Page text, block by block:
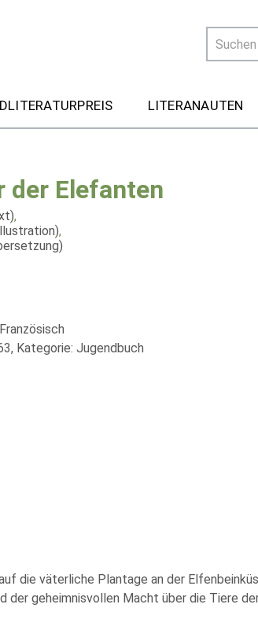
LITERANAUTEN
der Elefanten
,
,
Kategorie: Jugendbuch
die väterliche Plantage an der
der geheimnisvollen Macht über die Tiere